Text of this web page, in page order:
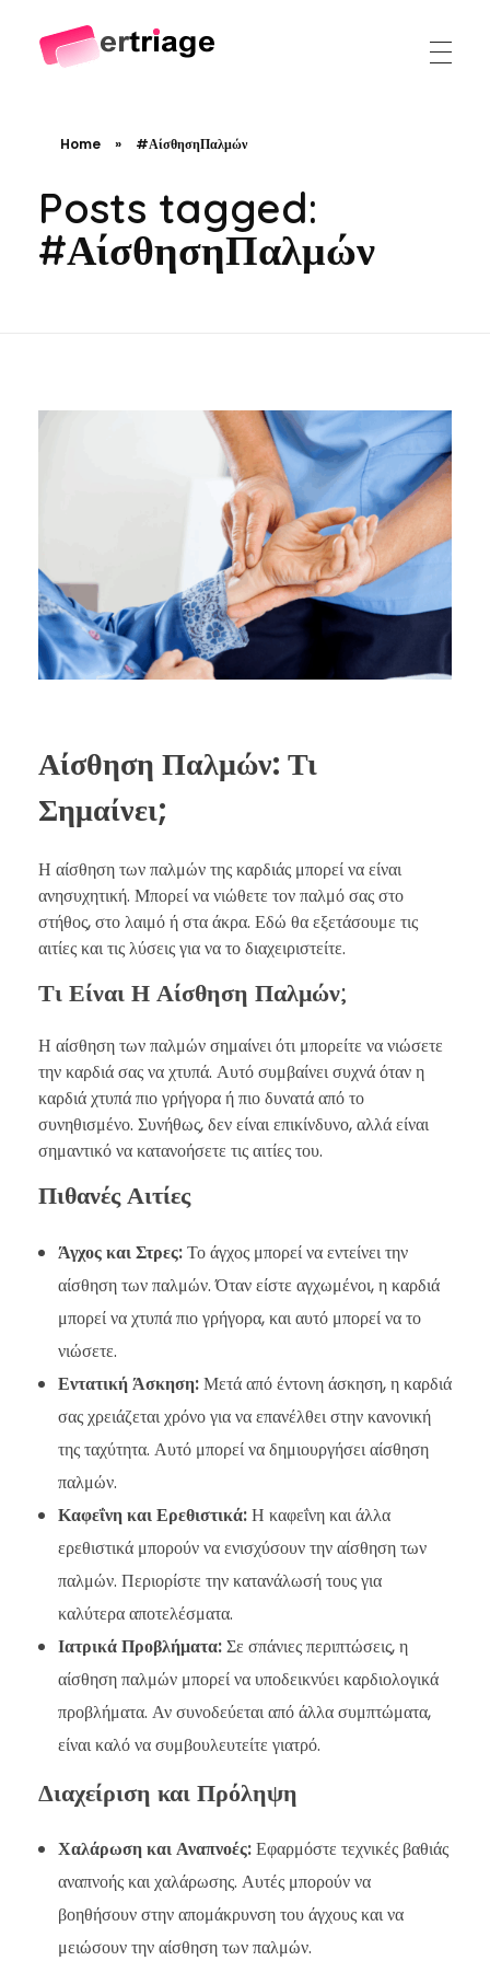
Home » #ΑίσθησηΠαλμών
Posts tagged:
#ΑίσθησηΠαλμών
Αίσθηση Παλμών: Τι
Σημαίνει;
Η αίσθηση των παλμών της καρδιάς μπορεί να είναι
ανησυχητική. Μπορεί να νιώθετε τον παλμό σας στο
στήθος, στο λαιμό ή στα άκρα. Εδώ θα εξετάσουμε τις
αιτίες και τις λύσεις για να το διαχειριστείτε.
Τι Είναι Η Αίσθηση Παλμών;
Η αίσθηση των παλμών σημαίνει ότι μπορείτε να νιώσετε
την καρδιά σας να χτυπά. Αυτό συμβαίνει συχνά όταν η
καρδιά χτυπά πιο γρήγορα ή πιο δυνατά από το
συνηθισμένο. Συνήθως, δεν είναι επικίνδυνο, αλλά είναι
σημαντικό να κατανοήσετε τις αιτίες του.
Πιθανές Αιτίες
Άγχος και Στρες:Το άγχος μπορεί να εντείνει την
αίσθηση των παλμών. Όταν είστε αγχωμένοι, η καρδιά
μπορεί να χτυπά πιο γρήγορα, και αυτό μπορεί να το
νιώσετε.
Εντατική Άσκηση:Μετά από έντονη άσκηση, η καρδιά
σας χρειάζεται χρόνο για να επανέλθει στην κανονική
της ταχύτητα. Αυτό μπορεί να δημιουργήσει αίσθηση
παλμών.
Καφεΐνη και Ερεθιστικά:Η καφεΐνη και άλλα
ερεθιστικά μπορούν να ενισχύσουν την αίσθηση των
παλμών. Περιορίστε την κατανάλωσή τους για
καλύτερα αποτελέσματα.
Ιατρικά Προβλήματα:Σε σπάνιες περιπτώσεις, η
αίσθηση παλμών μπορεί να υποδεικνύει καρδιολογικά
προβλήματα. Αν συνοδεύεται από άλλα συμπτώματα,
είναι καλό να συμβουλευτείτε γιατρό.
Διαχείριση και Πρόληψη
Χαλάρωση και Αναπνοές:Εφαρμόστε τεχνικές βαθιάς
αναπνοής και χαλάρωσης. Αυτές μπορούν να
βοηθήσουν στην απομάκρυνση του άγχους και να
μειώσουν την αίσθηση των παλμών.